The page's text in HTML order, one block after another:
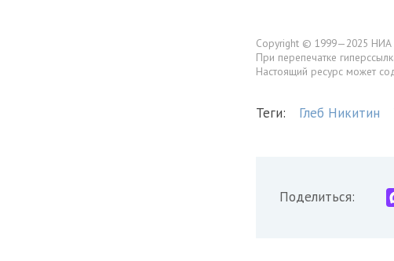
Copyright © 1999—2025 НИА
При перепечатке
Настоящий ресурс может
Теги: Глеб Никитин
Поделиться: